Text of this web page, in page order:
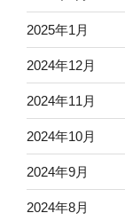
2025年1月
2024年12月
2024年11月
2024年10月
2024年9月
2024年8月